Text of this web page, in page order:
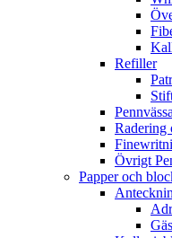
Refiller
Radering
Övrigt
Papper och